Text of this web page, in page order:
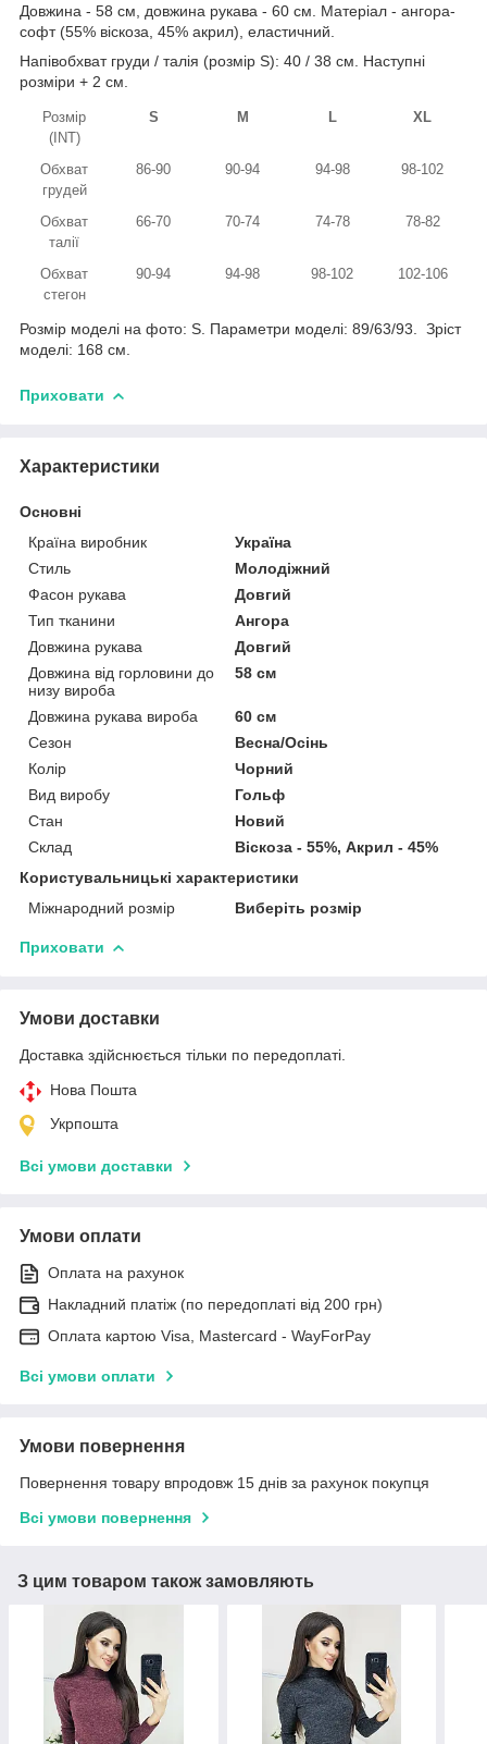
Довжина - 58 см, довжина рукава - 60 см. Матеріал - ангора-
софт (55% віскоза, 45% акрил), еластичний.
Напівобхват груди / талія (розмір S): 40 / 38 см. Наступні
розміри + 2 см.
Розмір
(INT)
S M L XL
Обхват
грудей
86-90 90-94 94-98 98-102
Обхват
талії
66-70 70-74 74-78 78-82
Обхват
стегон
90-94 94-98 98-102 102-106
Розмір моделі на фото: S. Параметри моделі: 89/63/93. Зріст
моделі: 168 см.
Приховати
Характеристики
Основні
Країна виробник
Україна
Стиль
Молодіжний
Фасон рукава
Довгий
Тип тканини
Ангора
Довжина рукава
Довгий
Довжина від горловини до
низу вироба
58 см
Довжина рукава вироба
60 см
Сезон
Весна/Осінь
Колір
Чорний
Вид виробу
Гольф
Стан
Новий
Склад
Віскоза - 55%, Акрил - 45%
Користувальницькі характеристики
Міжнародний розмір
Виберіть розмір
Приховати
Умови доставки
Доставка здійснюється тільки по передоплаті.
Нова Пошта
Укрпошта
Всі умови доставки
Умови оплати
Оплата на рахунок
Накладний платіж (по передоплаті від 200 грн)
Оплата картою Visa, Mastercard - WayForPay
Всі умови оплати
Умови повернення
Повернення товару впродовж 15 днів за рахунок покупця
Всі умови повернення
З цим товаром також замовляють